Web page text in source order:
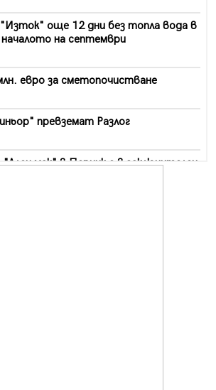
още 12 дни без топла вода в
началото на септември
евро за сметопочистване
превземат Разлог
мак" в Перник е в заключителен